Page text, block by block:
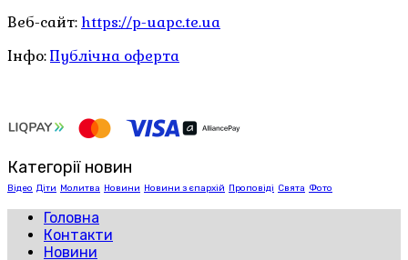
Веб-сайт: https://p-uapc.te.ua
Інфо:Публічна оферта
Категорії новин
Відео Діти Молитва Новини Новини з єпархій Проповіді Свята Фото
Головна
Контакти
Новини